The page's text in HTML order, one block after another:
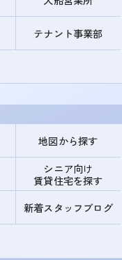
テナント事業部
地図から探す
シニア向け
賃貸住宅を探す
新着スタッフブログ